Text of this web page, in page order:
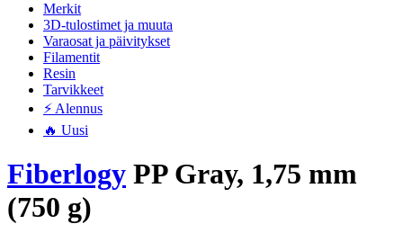
Merkit
3D-tulostimet ja muuta
Varaosat ja päivitykset
Filamentit
Resin
Tarvikkeet
⚡ Alennus
🔥 Uusi
Fiberlogy PP Gray, 1,75 mm
(750 g)